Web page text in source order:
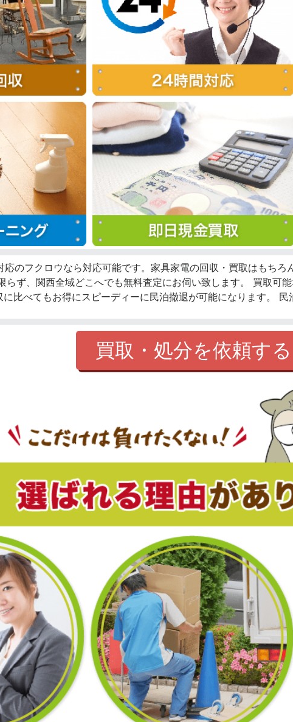
のフクロウなら対応可能です。家具家電の回収・買取はもち
らず、関西全域どこへでも無料査定にお伺い致します。 買取可
比べてもお得にスピーディーに民泊撤退が可能になります。 民
買取・処分を依頼する